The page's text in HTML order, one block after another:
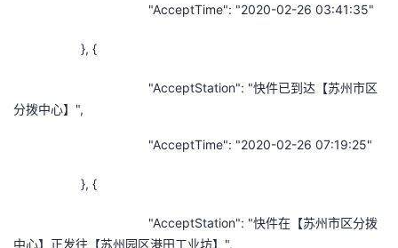
"AcceptTime": "2020-02-26 03:41:35"
}, {
"AcceptStation": "快件已到达【苏州市区
分拨中心】",
"AcceptTime": "2020-02-26 07:19:25"
}, {
"AcceptStation": "快件在【苏州市区分拨
中心】正发往【苏州园区港田工业坊】",